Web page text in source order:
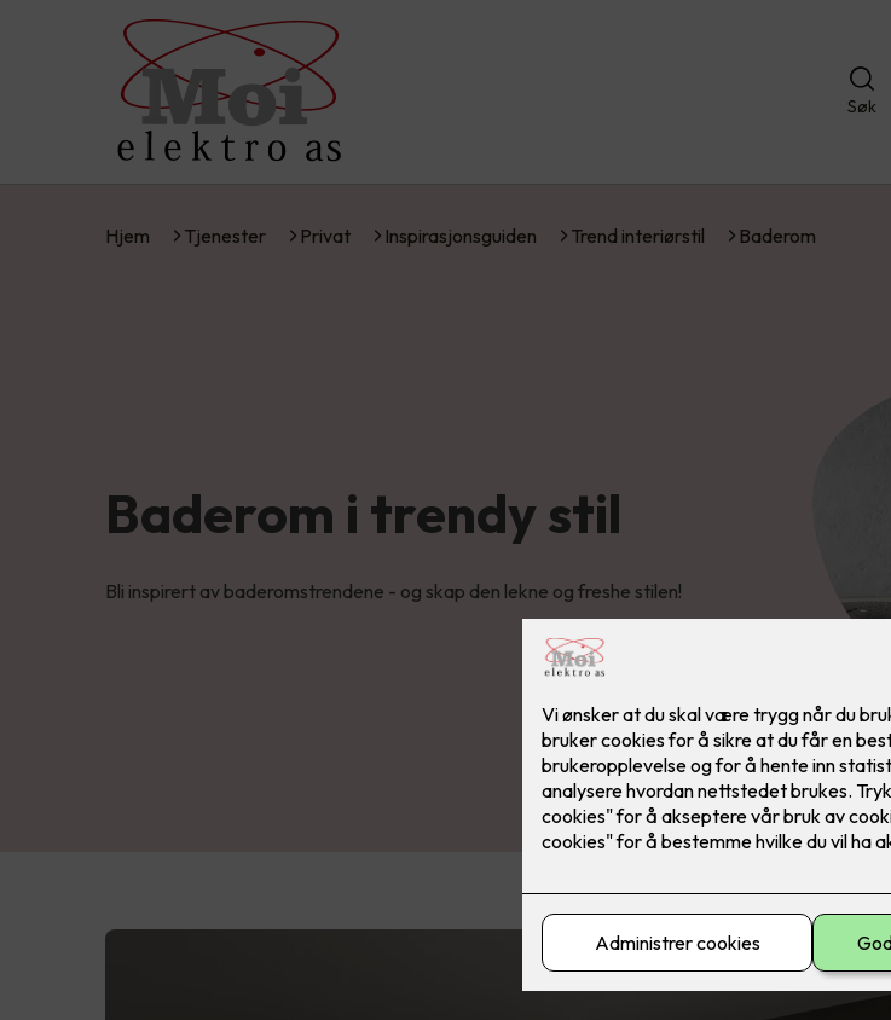
Søk
Hjem Tjenester Privat Inspirasjonsguiden Trend interiørstil Baderom
Baderom i trendy stil
Bli inspirert av baderomstrendene - og skap den lekne og freshe stilen!